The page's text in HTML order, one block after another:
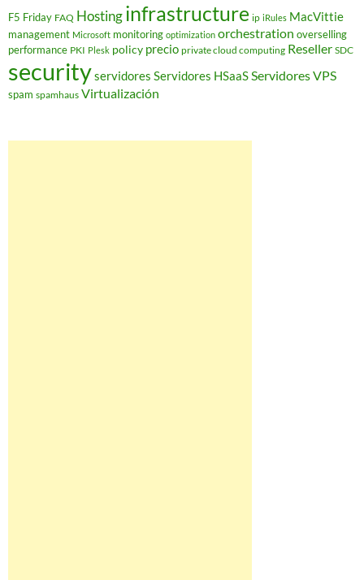
F5 Friday FAQ Hostinginfrastructure ip iRules MacVittie
management Microsoft monitoring optimization orchestration overselling
performance PKI Plesk policy precio private cloud computing Reseller SDC
securityservidores Servidores HSaaSServidores VPS
spam spamhaus Virtualización